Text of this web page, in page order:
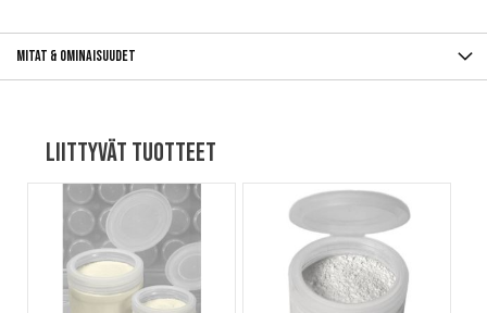
Mitat & ominaisuudet
Liittyvät tuotteet